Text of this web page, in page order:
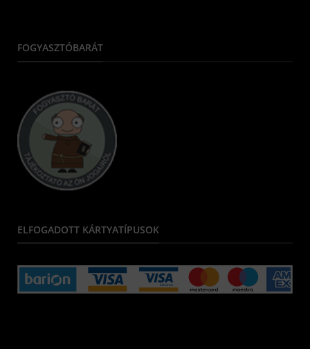
FOGYASZTÓBARÁT
ELFOGADOTT KÁRTYATÍPUSOK